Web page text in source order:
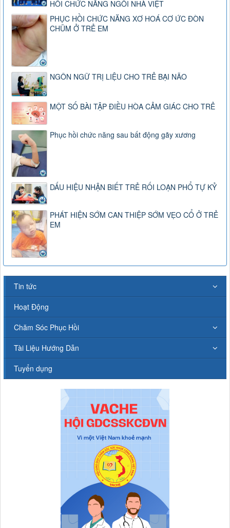
HỒI CHỨC NĂNG NGÔI NHÀ VIỆT
PHỤC HỒI CHỨC NĂNG XƠ HOÁ CƠ ỨC ĐÒN
CHŨM Ở TRẺ EM
NGÔN NGỮ TRỊ LIỆU CHO TRẺ BẠI NÃO
MỘT SỐ BÀI TẬP ĐIỀU HÒA CẢM GIÁC CHO TRẺ
Phục hồi chức năng sau bất động gãy xương
DẤU HIỆU NHẬN BIẾT TRẺ RỐI LOẠN PHỔ TỰ KỶ
PHÁT HIỆN SỚM CAN THIỆP SỚM VẸO CỔ Ở TRẺ
EM
Tin tức
Hoạt Động
Chăm Sóc Phục Hồi
Tài Liệu Hướng Dẫn
Tuyển dụng